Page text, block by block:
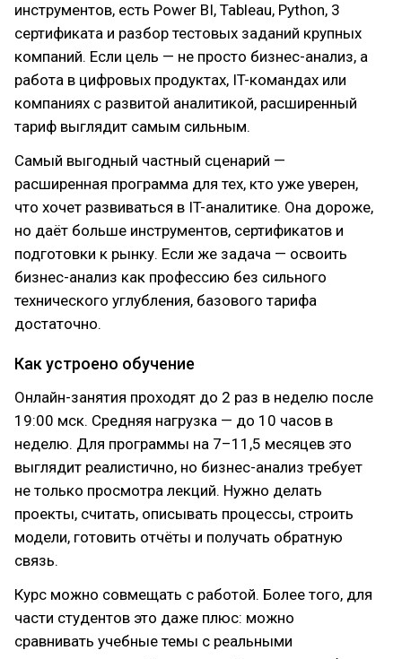
инструментов, есть Power BI, Tableau, Python, 3
сертификата и разбор тестовых заданий крупных
компаний. Если цель — не просто бизнес-анализ, а
работа в цифровых продуктах, IT-командах или
компаниях с развитой аналитикой, расширенный
тариф выглядит самым сильным.
Самый выгодный частный сценарий —
расширенная программа для тех, кто уже уверен,
что хочет развиваться в IT-аналитике. Она дороже,
но даёт больше инструментов, сертификатов и
подготовки к рынку. Если же задача — освоить
бизнес-анализ как профессию без сильного
технического углубления, базового тарифа
достаточно.
Как устроено обучение
Онлайн-занятия проходят до 2 раз в неделю после
19:00 мск. Средняя нагрузка — до 10 часов в
неделю. Для программы на 7–11,5 месяцев это
выглядит реалистично, но бизнес-анализ требует
не только просмотра лекций. Нужно делать
проекты, считать, описывать процессы, строить
модели, готовить отчёты и получать обратную
связь.
Курс можно совмещать с работой. Более того, для
части студентов это даже плюс: можно
сравнивать учебные темы с реальными